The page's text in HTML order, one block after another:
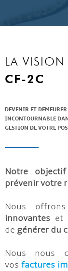
LA VISION
CF-2C
DEVENIR ET
INCONTOURNABLE
GESTION DE VOTRE
Notre
prévenir votre
Nous
innovantes et
de générer du
Nous nous
vos factures